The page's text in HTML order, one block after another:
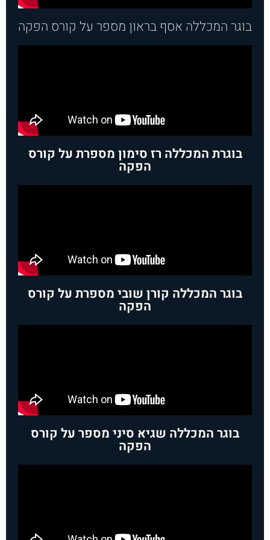
בוגר המכללה אסף בראון מספר על קורס הפקה
בוגרת המכללה רז סימון מספרת על קורס
הפקה
בוגר המכללה קורן שובי מספרת על קורס
הפקה
בוגר המכללה שגיא סיני מספר על קורס
הפקה